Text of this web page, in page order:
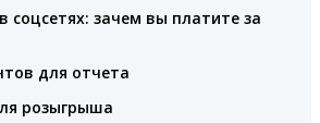
соцсетях: зачем вы платите за
для отчета
розыгрыша